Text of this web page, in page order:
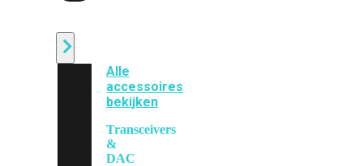
Alle
accessoires
bekijken
Transceivers
&
DAC